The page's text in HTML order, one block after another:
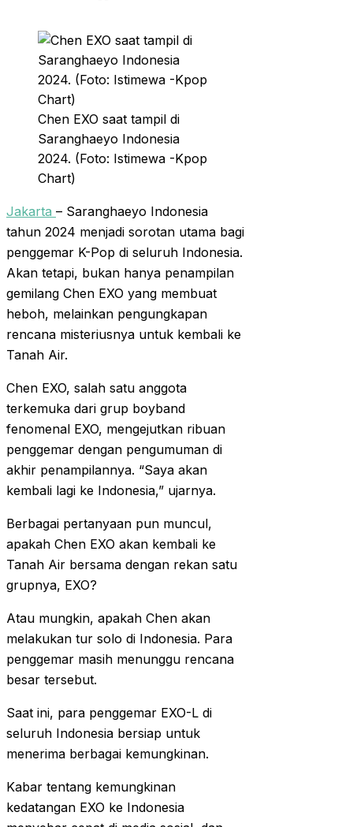
Chen EXO saat tampil di
Saranghaeyo Indonesia
2024. (Foto: Istimewa -Kpop
Chart)
Jakarta – Saranghaeyo Indonesia
tahun 2024 menjadi sorotan utama bagi
penggemar K-Pop di seluruh Indonesia.
Akan tetapi, bukan hanya penampilan
gemilang Chen EXO yang membuat
heboh, melainkan pengungkapan
rencana misteriusnya untuk kembali ke
Tanah Air.
Chen EXO, salah satu anggota
terkemuka dari grup boyband
fenomenal EXO, mengejutkan ribuan
penggemar dengan pengumuman di
akhir penampilannya. “Saya akan
kembali lagi ke Indonesia,” ujarnya.
Berbagai pertanyaan pun muncul,
apakah Chen EXO akan kembali ke
Tanah Air bersama dengan rekan satu
grupnya, EXO?
Atau mungkin, apakah Chen akan
melakukan tur solo di Indonesia. Para
penggemar masih menunggu rencana
besar tersebut.
Saat ini, para penggemar EXO-L di
seluruh Indonesia bersiap untuk
menerima berbagai kemungkinan.
Kabar tentang kemungkinan
kedatangan EXO ke Indonesia